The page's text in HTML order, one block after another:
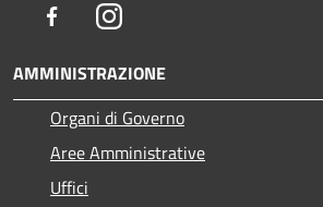
FacebookInstagram
AMMINISTRAZIONE
Organi di Governo
Aree Amministrative
Uffici